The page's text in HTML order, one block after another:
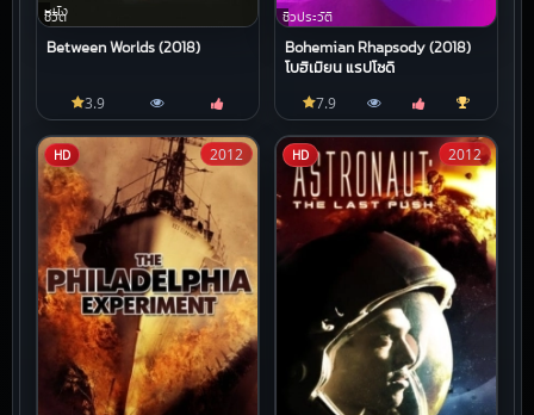
หนัง
ชีวิต
Between Worlds (2018)
3.9
ชีวประวัติ
Bohemian Rhapsody (2018)
โบฮีเมียน แรปโซดี
7.9
HD 2012 HD 2012